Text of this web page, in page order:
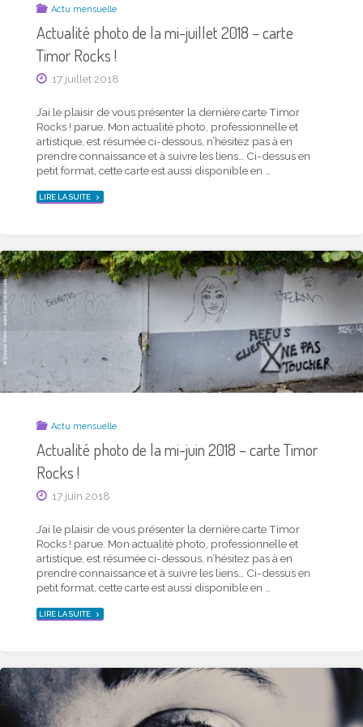
Actu mensuelle
Actualité photo de la mi-décembre 2019 – carte
Timor Rocks !
15 décembre 2019
J’ai le plaisir de vous présenter la dernière carte Timor
Rocks ! parue. Mon actualité photo, professionnelle et
artistique, est résumée ci-dessous, n’hésitez pas à en
prendre connaissance et à suivre les liens… Ci-dessus en
petit format, cette carte est aussi disponible en …
LIRE LA SUITE"ACTUALITÉ
PHOTO
–
CARTE
TIMOR
ROCKS !"
Actu mensuelle
Actualité photo de la mi-novembre 2019 – carte
Timor Rocks !
19 novembre 2019
J’ai le plaisir de vous présenter la dernière carte Timor
Rocks ! parue. Mon actualité photo, professionnelle et
artistique, est résumée ci-dessous, n’hésitez pas à en
prendre connaissance et à suivre les liens… Ci-dessus en
petit format, cette carte est aussi disponible en …
LIRE LA SUITE"ACTUALITÉ
PHOTO
–
CARTE
TIMOR
ROCKS !"
Actu mensuelle
Actualité photo de la mi-juillet 2018 – carte
Timor Rocks !
17 juillet 2018
J’ai le plaisir de vous présenter la dernière carte Timor
Rocks ! parue. Mon actualité photo, professionnelle et
artistique, est résumée ci-dessous, n’hésitez pas à en
prendre connaissance et à suivre les liens… Ci-dessus en
petit format, cette carte est aussi disponible en …
LIRE LA SUITE"ACTUALITÉ
PHOTO
–
CARTE
TIMOR
ROCKS !"
Actu mensuelle
Actualité photo de la mi-juin 2018 – carte Timor
Rocks !
17 juin 2018
J’ai le plaisir de vous présenter la dernière carte Timor
Rocks ! parue. Mon actualité photo, professionnelle et
artistique, est résumée ci-dessous, n’hésitez pas à en
prendre connaissance et à suivre les liens… Ci-dessus en
petit format, cette carte est aussi disponible en …
LIRE LA SUITE"ACTUALITÉ
PHOTO
–
CARTE
TIMOR
ROCKS !"